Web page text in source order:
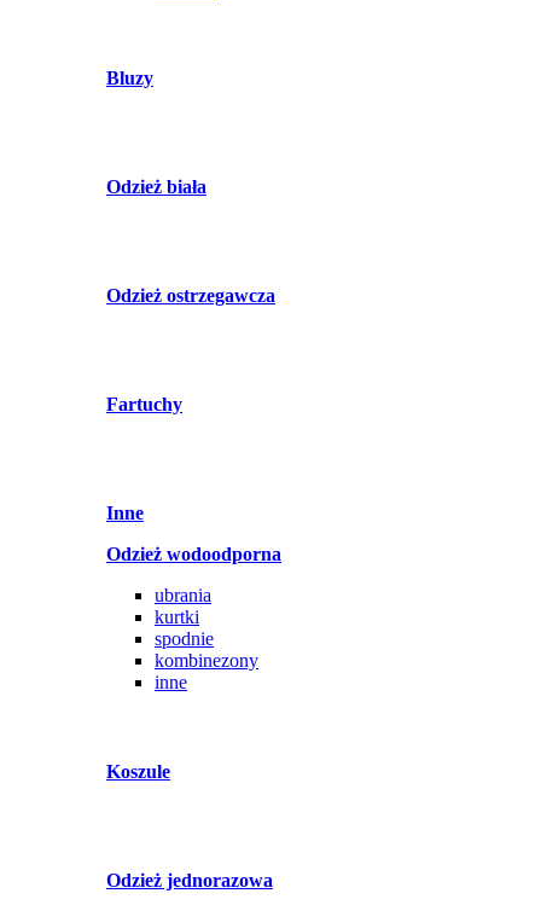
Bluzy
Odzież biała
Odzież ostrzegawcza
Fartuchy
Inne
Odzież wodoodporna
ubrania
kurtki
spodnie
kombinezony
inne
Koszule
Odzież jednorazowa